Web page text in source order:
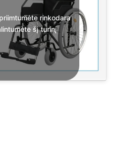
rinkodara
šį turinį